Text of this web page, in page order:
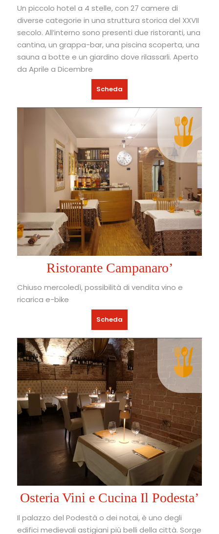
Un piccolo hotel a 4 stelle, con 27 camere di
diverse categorie in una struttura storica del XXVII
secolo. All’interno sono presenti due ristoranti, una
cantina, un grappa-bar, una piscina scoperta, una
sauna a botte e un giardino dove rilassarli. Aperto
da Aprile a Dicembre
Scheda
Ristorante Campanaro’
Chiuso mercoledì, possibilità di vendita vino e
ricarica e-bike
Scheda
Osteria Vini e Cucina Il Podesta’
Il palazzo del Podestà o dei notai, è uno degli
edifici medievali astigiani più belli della città. Sorge